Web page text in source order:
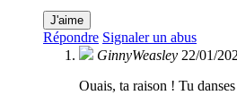
J'aime
Répondre Signaler un abus
GinnyWeasley 22/01/
Ouais, ta raison ! Tu